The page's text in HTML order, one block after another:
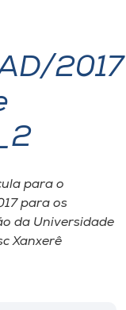
2017
para o
para os
da Universidade
Xanxerê